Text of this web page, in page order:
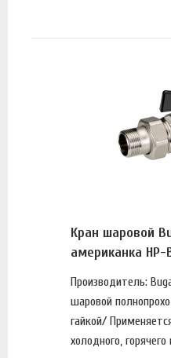
Кран шаровой
американка НР-
Производитель:
шаровой
гайкой/
холодного,